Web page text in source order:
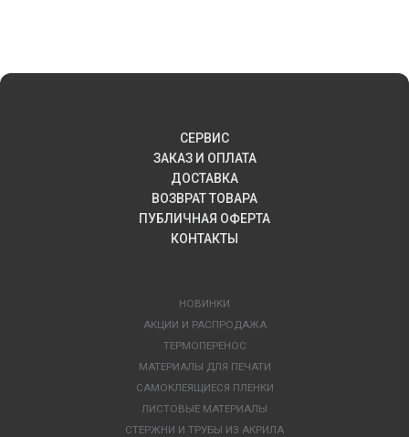
СЕРВИС
ЗАКАЗ И ОПЛАТА
ДОСТАВКА
ВОЗВРАТ ТОВАРА
ПУБЛИЧНАЯ ОФЕРТА
КОНТАКТЫ
НОВИНКИ
АКЦИИ И РАСПРОДАЖА
ТЕРМОПЕРЕНОС
МАТЕРИАЛЫ ДЛЯ ПЕЧАТИ
САМОКЛЕЯЩИЕСЯ ПЛЕНКИ
ЛИСТОВЫЕ МАТЕРИАЛЫ
СТЕРЖНИ И ТРУБЫ ИЗ АКРИЛА